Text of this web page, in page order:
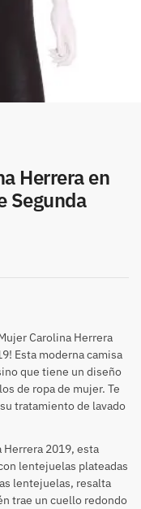
Herrera en
Segunda
Carolina Herrera
Esta moderna camisa
que tiene un diseño
de ropa de mujer. Te
tratamiento de lavado
Herrera 2019, esta
lentejuelas plateadas
lentejuelas, resalta
trae un cuello redondo